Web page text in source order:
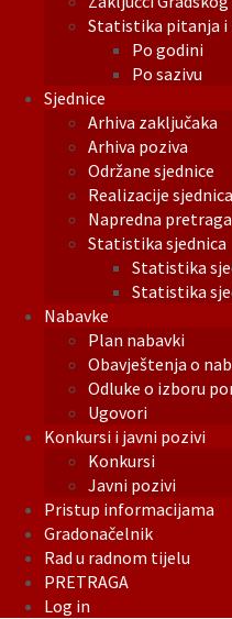
Statistika pitanja i
Po godini
Po sazivu
Sjednice
Arhiva zaključaka
Arhiva poziva
Održane sjednice
Realizacije sjednica
Napredna
Statistika sjednica
Statistika
Statistika
Nabavke
Plan nabavki
Obavještenja o
Odluke o izboru
Ugovori
Konkursi i javni pozivi
Konkursi
Javni pozivi
Pristup informacijama
Gradonačelnik
Rad u radnom tijelu
PRETRAGA
Log in